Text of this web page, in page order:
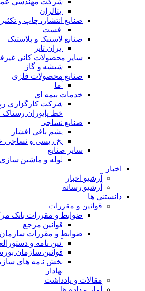
ایتالران
صنایع انتشار، چاپ و تکثير
افست
صنایع لاستیک و پلاستیک
ایران تایر
ساير محصولات كانی
شیشه و گاز
صنایع محصولات فلزی
آما
خدمات بیمه ای
شرکت کارگزاری
خط پایوران
صنایع نساجی
پشم بافی افشار
نخ ریسی و نساجی
سایر صنایع
لوله و ماشین سازی
اخبار
آرشیو اخبار
آرشیو رسانه
دانستنی ها
قوانین و مقررات
ضوابط و مقررات بانک
قوانين مرجع
ضوابط و مقررات سازمان
آئین نامه و
قوانین سازمان
بخش نامه های
بهادار
مقالات و یادداشت
آمار و داده ها